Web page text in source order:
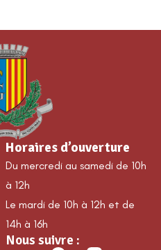
Horaires d’ouverture
Du mercredi au samedi de 10h
à 12h
Le mardi de 10h à 12h et de
14h à 16h
Nous suivre :